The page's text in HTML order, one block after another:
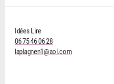
Idées Lire
06 75 46 06 28
laplagnen1@aol.com